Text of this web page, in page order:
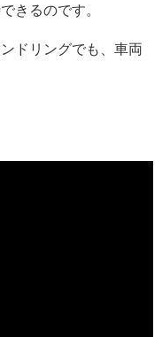
きるのです。
ドリングでも、車両